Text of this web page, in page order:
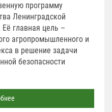
программу
Ленинградской
главная цель –
агропромышленного и
в решение задачи
безопасности